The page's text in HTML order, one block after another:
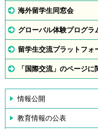
海外留学生同窓会
グローバル体験プログラ
留学生交流プラットフォ
「国際交流」のページ
情報公開
教育情報の公表